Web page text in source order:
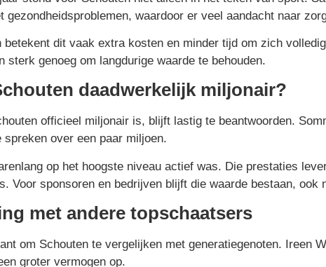
gezondheidsproblemen, waardoor er veel aandacht naar
betekent dit vaak extra kosten en minder tijd om zich
sterk genoeg om langdurige waarde te behouden.
daadwerkelijk miljonair?
officieel miljonair is, blijft lastig te beantwoorden.
spreken over een paar miljoen.
op het hoogste niveau actief was. Die prestaties
Voor sponsoren en bedrijven blijft die waarde bestaan, ook
met andere topschaatsers
om Schouten te vergelijken met generatiegenoten. Ireen
groter vermogen op.